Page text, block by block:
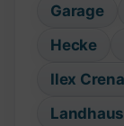
Garage
Hecke
Ilex
Landhaus